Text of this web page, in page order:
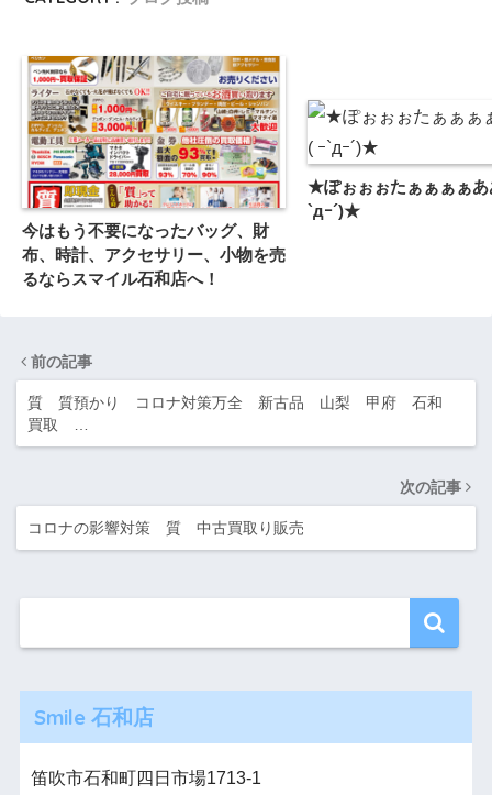
今はもう不要になったバッグ、財
布、時計、アクセサリー、小物を売
るならスマイル石和店へ！
★ぽぉぉぉたぁぁぁぁ
`дｰ´)★
前の記事
質 質預かり コロナ対策万全 新古品 山梨 甲府 石和
買取 …
次の記事
コロナの影響対策 質 中古買取り販売
Smile 石和店
笛吹市石和町四日市場1713-1